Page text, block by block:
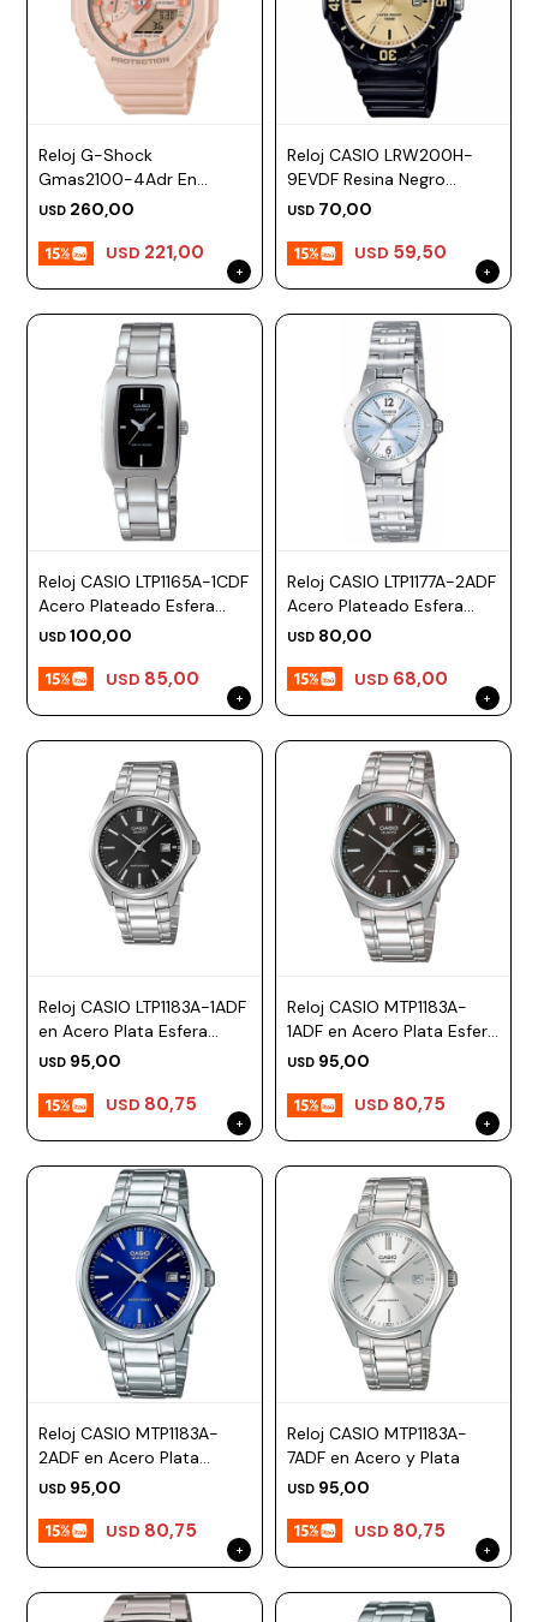
Reloj G-Shock
Gmas2100-4Adr En
Resina Rosado
USD 260,00
USD 221,00
Reloj CASIO LRW200H-
9EVDF Resina Negro
Esfera 34mm
USD 70,00
USD 59,50
Reloj CASIO LTP1165A-1CDF
Acero Plateado Esfera
21mm
USD 100,00
USD 85,00
Reloj CASIO LTP1177A-2ADF
Acero Plateado Esfera
25mm
USD 80,00
USD 68,00
Reloj CASIO LTP1183A-1ADF
en Acero Plata Esfera
32mm
USD 95,00
USD 80,75
Reloj CASIO MTP1183A-
1ADF en Acero Plata Esfera
42mm
USD 95,00
USD 80,75
Reloj CASIO MTP1183A-
2ADF en Acero Plata
Esfera 38mm
USD 95,00
USD 80,75
Reloj CASIO MTP1183A-
7ADF en Acero y Plata
USD 95,00
USD 80,75